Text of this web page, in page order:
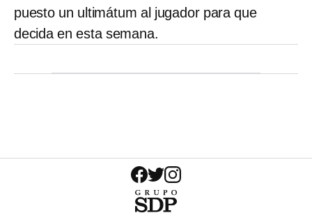
puesto un ultimátum al jugador para que
decida en esta semana.